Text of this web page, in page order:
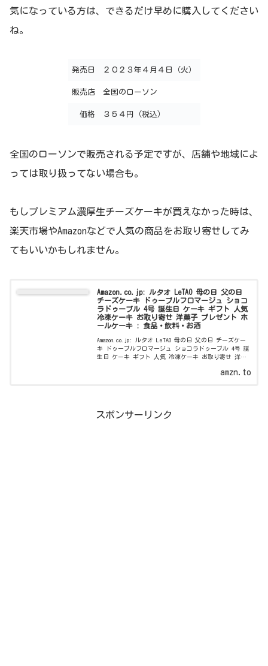
気になっている方は、できるだけ早めに購入してください
ね。
発売日 ２０２３年４月４日（火）
販売店 全国のローソン
価格 ３５４円（税込）
全国のローソンで販売される予定ですが、店舗や地域によ
っては取り扱ってない場合も。
もしプレミアム濃厚生チーズケーキが買えなかった時は、
楽天市場やAmazonなどで人気の商品をお取り寄せしてみ
てもいいかもしれません。
Amazon.co.jp: ルタオ LeTAO 母の日 父の日
チーズケーキ ドゥーブルフロマージュ ショコ
ラドゥーブル 4号 誕生日 ケーキ ギフト 人気
冷凍ケーキ お取り寄せ 洋菓子 プレゼント ホ
ールケーキ : 食品・飲料・お酒
Amazon.co.jp: ルタオ LeTAO 母の日 父の日 チーズケー
キ ドゥーブルフロマージュ ショコラドゥーブル 4号 誕
生日 ケーキ ギフト 人気 冷凍ケーキ お取り寄せ 洋菓
amzn.to
スポンサーリンク